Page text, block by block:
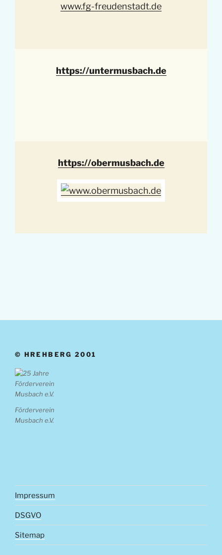
www.fg-freudenstadt.de
https://untermusbach.de
https://obermusbach.de
© HREHBERG 2001
Förderverein
Musbach e.V.
Impressum
DSGVO
Sitemap